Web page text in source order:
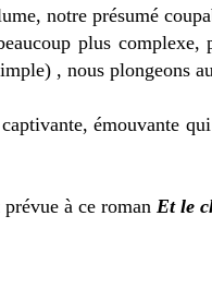
notre présumé
plus
, nous plongeons
émouvante
à ce roman Et le